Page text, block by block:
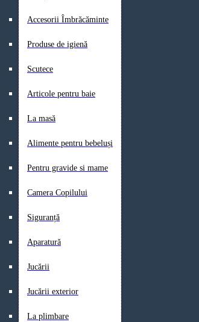
Accesorii Îmbrăcăminte
Produse de igienă
Scutece
Articole pentru baie
La masă
Alimente pentru bebeluși
Pentru gravide si mame
Camera Copilului
Siguranță
Aparatură
Jucării
Jucării exterior
La plimbare